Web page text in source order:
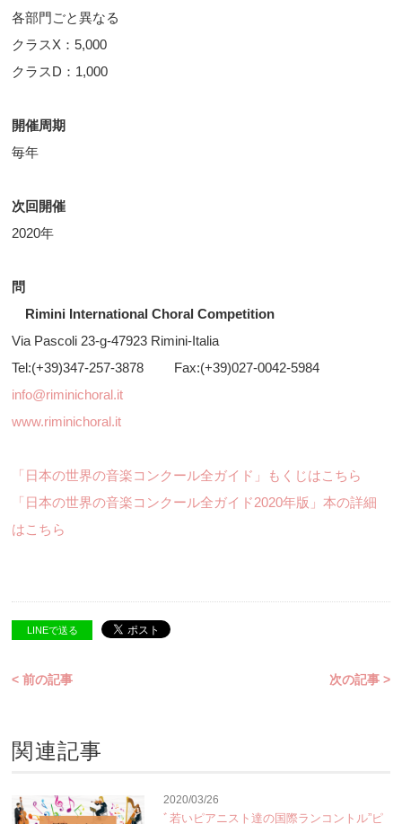
各部門ごと異なる
クラスX：5,000
クラスD：1,000
開催周期
毎年
次回開催
2020年
問
Rimini International Choral Competition
Via Pascoli 23-g-47923 Rimini-Italia
Tel:(+39)347-257-3878 Fax:(+39)027-0042-5984
info@riminichoral.it
www.riminichoral.it
「日本の世界の音楽コンクール全ガイド」もくじはこちら
「日本の世界の音楽コンクール全ガイド2020年版」本の詳細
はこちら
LINEで送る
< 前の記事 次の記事 >
関連記事
2020/03/26
ﾞ若いピアニスト達の国際ランコントル”ピ